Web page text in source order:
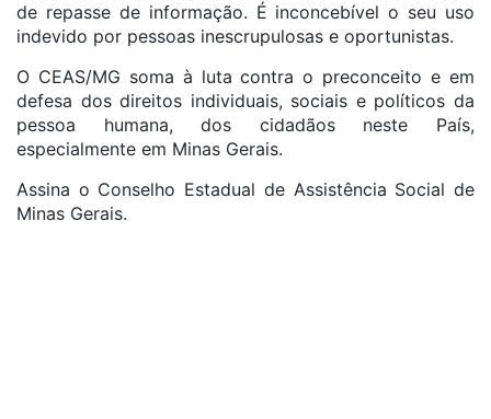
de repasse de informação. É inconcebível o seu uso
indevido por pessoas inescrupulosas e oportunistas.
O CEAS/MG soma à luta contra o preconceito e em
defesa dos direitos individuais, sociais e políticos da
pessoa humana, dos cidadãos neste País,
especialmente em Minas Gerais.
Assina o Conselho Estadual de Assistência Social de
Minas Gerais.